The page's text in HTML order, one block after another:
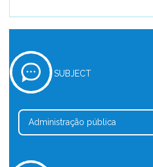
SUBJECT
Administração pública